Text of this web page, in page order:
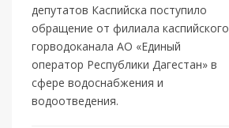
депутатов Каспийска поступило
обращение от филиала каспийского
горводоканала АО «Единый
оператор Республики Дагестан» в
сфере водоснабжения и
водоотведения.